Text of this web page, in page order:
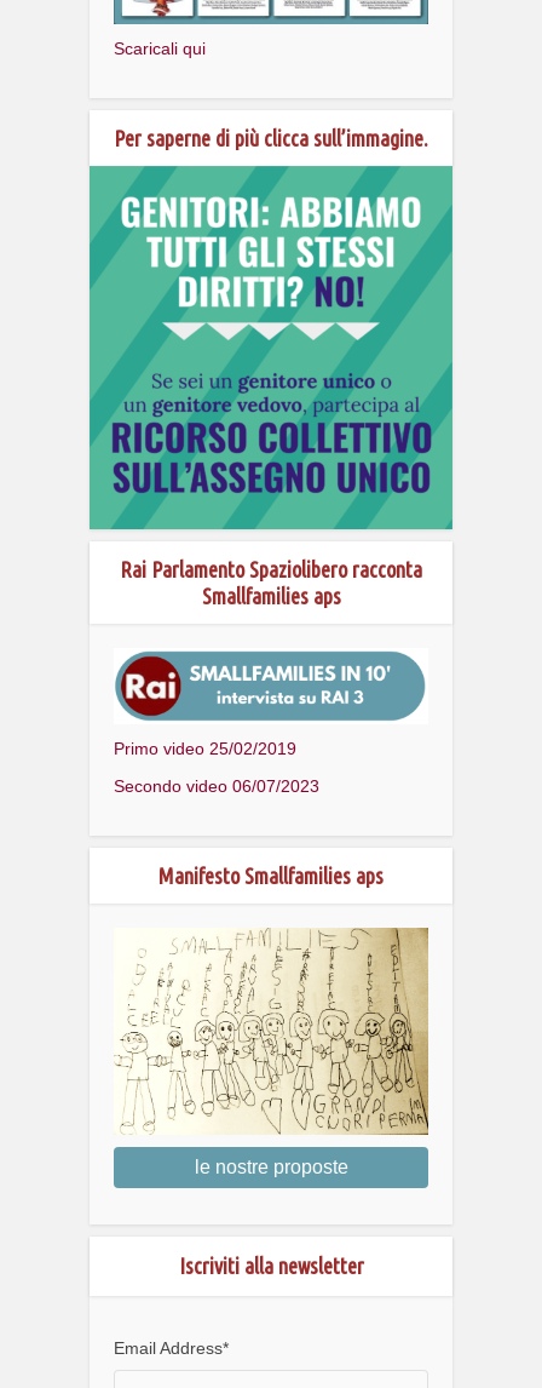
Scaricali qui
Per saperne di più clicca sull’immagine.
Rai Parlamento Spaziolibero racconta
Smallfamilies aps
Primo video 25/02/2019
Secondo video 06/07/2023
Manifesto Smallfamilies aps
le nostre proposte
Iscriviti alla newsletter
Email Address*